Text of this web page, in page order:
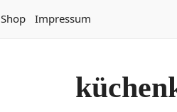
Impressum